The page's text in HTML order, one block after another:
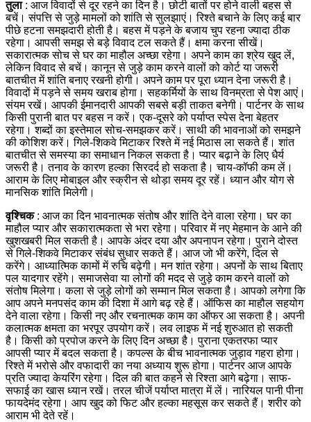
तुला : आज विवादों से दूर रहने का दिन है। छोटी बातों पर होने वाली बहस से
बचें। संपत्ति से जुड़े मामलों को शांति से सुलझाएं। रिश्ते बचाने के लिए कई बार
पीछे हटना समझदारी होती है। बहस में पड़ने के बजाय चुप रहना ज्यादा ठीक
रहेगा। आपसी समझ से बड़े विवाद टल सकते हैं। क्षमा करना सीखें।
सकारात्मक सोच से घर का माहौल अच्छा रहेगा। अपने काम का श्रेय खुद लें,
लेकिन विवाद से बचें। कानून से जुड़े काम करने वालों को कोर्ट या जरूरी
बातचीत में शांति बनाए रखनी होगी। अपने काम पर पूरा ध्यान देना जरूरी है।
विवादों में पड़ने से समय खराब होगा। सहकर्मियों के साथ विनम्रता से पेश आएं।
संयम रखें। आपकी ईमानदारी आपकी सबसे बड़ी ताकत बनेगी।पार्टनर के साथ
किसी पुरानी बात पर बहस न करें। एक-दूसरे को पर्याप्त स्पेस देना बेहतर
रहेगा। शब्दों का इस्तेमाल सोच-समझकर करें। साथी की भावनाओं को समझने
की कोशिश करें। गिले-शिकवे मिटाकर रिश्ते में नई मिठास ला सकते हैं। शांत
बातचीत से समस्या का समाधान निकल सकता है। प्यार बढ़ाने के लिए धैर्य
जरूरी है।तनाव के कारण हल्का सिरदर्द हो सकता है। चाय-कॉफी कम लें।
आराम के लिए मोबाइल और स्क्रीन से थोड़ा समय दूर रहें। ध्यान और योग से
मानसिक शांति मिलेगी।
वृश्चिक : आज का दिन भावनात्मक संतोष और शांति देने वाला रहेगा। घर का
माहौल प्यार और सकारात्मकता से भरा रहेगा। परिवार में नए मेहमान के आने की
खुशखबरी मिल सकती है। आपके अंदर दया और अपनापन रहेगा। पुराने दोस्त
से गिले-शिकवे मिटाकर संबंध सुधार सकते हैं। आज जो भी करेंगे, दिल से
करेंगे। आध्यात्मिक कामों में रुचि बढ़ेगी। मन शांत रहेगा। अपनों के साथ बिताए
पल यादगार रहेंगे। समाजसेवा या लोगों की मदद से जुड़े काम करने वालों को
संतोष मिलेगा। कला से जुड़े लोगों को सम्मान मिल सकता है। आपको लगेगा कि
आप अपने मनपसंद काम की दिशा में आगे बढ़ रहे हैं। ऑफिस का माहौल सहयोग
देने वाला रहेगा। किसी नए और रचनात्मक काम का ऑफर आ सकता है। अपनी
कलात्मक क्षमता का भरपूर उपयोग करें।लव लाइफ में नई शुरुआत हो सकती
है। किसी को प्रपोज करने के लिए दिन अच्छा है। पुराना एकतरफा प्यार
आपसी प्यार में बदल सकता है। कपल्स के बीच भावनात्मक जुड़ाव गहरा होगा।
रिश्ते में भरोसे और वफादारी का नया अध्याय शुरू होगा। पार्टनर आज आपके
प्रति ज्यादा केयरिंग रहेगा। दिल की बात कहने से रिश्ता आगे बढ़ेगा।साफ-
सफाई का खास ध्यान रखें। तरल चीजें पर्याप्त मात्रा में लें। नारियल पानी पीना
फायदेमंद रहेगा। आप खुद को फिट और हल्का महसूस कर सकते हैं। शरीर को
आराम भी देते रहें।